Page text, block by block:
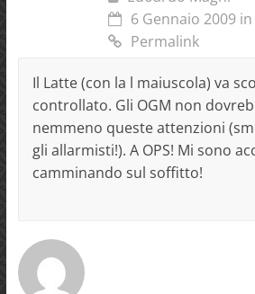
6 Gennaio 2009
Permalink
Il Latte (con la l maiuscola) va
controllato. Gli OGM non
nemmeno queste attenzioni
gli allarmisti!). A OPS! Mi sono
camminando sul soffitto!